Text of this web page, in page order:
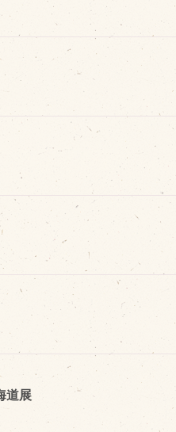
道展
フト
公式アカウント
フィード